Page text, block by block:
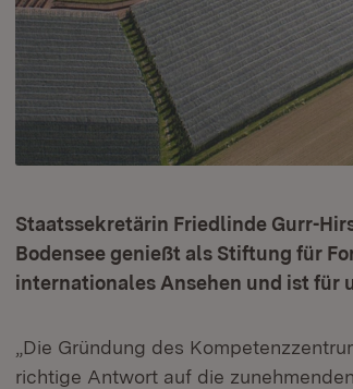
Staatssekretärin Friedlinde Gurr-
Bodensee genießt als Stiftung für
internationales Ansehen und ist für
„Die Gründung des
richtige Antwort auf die